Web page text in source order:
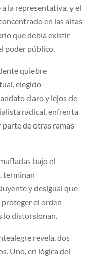
la representativa, y el
en las altas
que debía existir
poder público.
quiebre
elegido
claro y lejos de
radical, enfrenta
de otras ramas
bajo el
terminan
y desigual que
proteger el orden
lo distorsionan.
revela, dos
Uno, en lógica del